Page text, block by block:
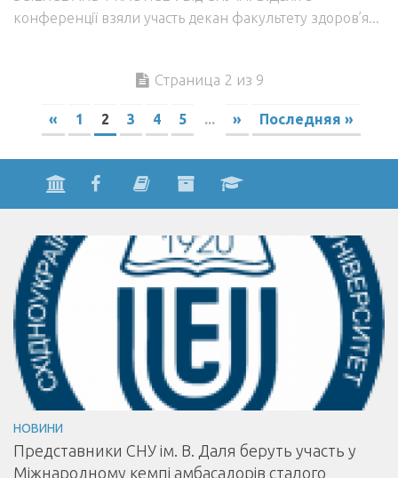
конференції взяли участь декан факультету здоров’я...
Страница 2 из 9
« 1 2 3 4 5 ... » Последняя »
НОВИНИ
Представники СНУ ім. В. Даля беруть участь у
Міжнародному кемпі амбасадорів сталого